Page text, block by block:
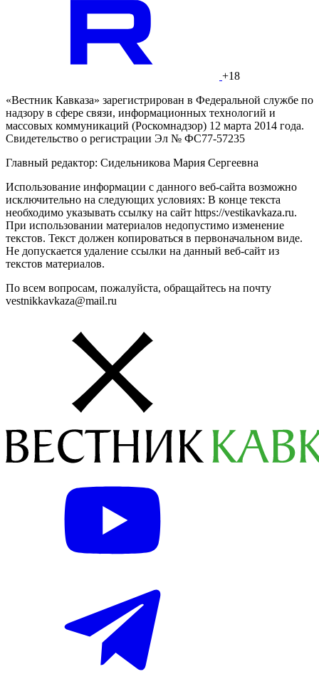
+18
«Вестник Кавказа» зарегистрирован в Федеральной службе по
надзору в сфере связи, информационных технологий и
массовых коммуникаций (Роскомнадзор) 12 марта 2014 года.
Свидетельство о регистрации Эл № ФС77-57235
Главный редактор: Сидельникова Мария Сергеевна
Использование информации с данного веб-сайта возможно
исключительно на следующих условиях: В конце текста
необходимо указывать ссылку на сайт https://vestikavkaza.ru.
При использовании материалов недопустимо изменение
текстов. Текст должен копироваться в первоначальном виде.
Не допускается удаление ссылки на данный веб-сайт из
текстов материалов.
По всем вопросам, пожалуйста, обращайтесь на почту
vestnikkavkaza@mail.ru